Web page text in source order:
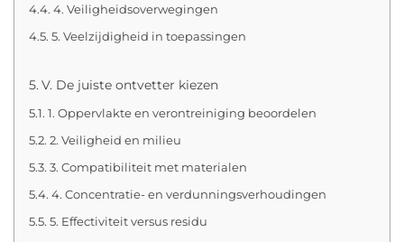
4. Veiligheidsoverwegingen
5. Veelzijdigheid in toepassingen
V. De juiste ontvetter kiezen
1. Oppervlakte en verontreiniging beoordelen
2. Veiligheid en milieu
3. Compatibiliteit met materialen
4. Concentratie- en verdunningsverhoudingen
5. Effectiviteit versus residu